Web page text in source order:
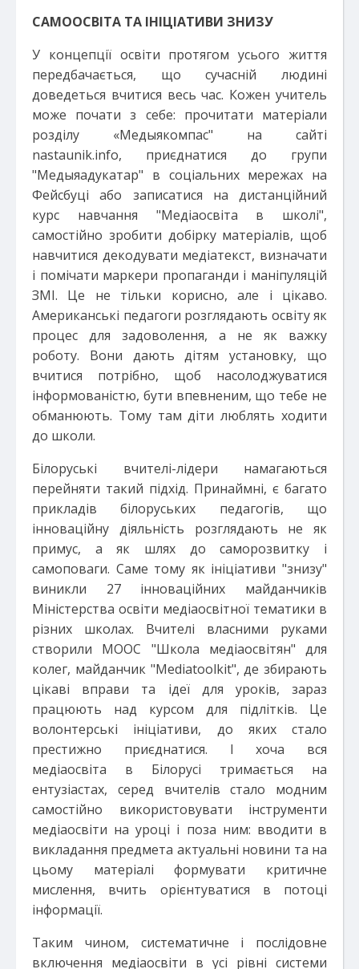
САМООСВІТА ТА ІНІЦІАТИВИ ЗНИЗУ
У концепції освіти протягом усього життя
передбачається, що сучасній людині
доведеться вчитися весь час. Кожен учитель
може почати з себе: прочитати матеріали
розділу «Медыякомпас" на сайті
nastaunik.info, приєднатися до групи
"Медыяадукатар" в соціальних мережах на
Фейсбуці або записатися на дистанційний
курс навчання "Медіаосвіта в школі",
самостійно зробити добірку матеріалів, щоб
навчитися декодувати медіатекст, визначати
і помічати маркери пропаганди і маніпуляцій
ЗМІ. Це не тільки корисно, але і цікаво.
Американські педагоги розглядають освіту як
процес для задоволення, а не як важку
роботу. Вони дають дітям установку, що
вчитися потрібно, щоб насолоджуватися
інформованістю, бути впевненим, що тебе не
обманюють. Тому там діти люблять ходити
до школи.
Білоруські вчителі-лідери намагаються
перейняти такий підхід. Принаймні, є багато
прикладів білоруських педагогів, що
інноваційну діяльність розглядають не як
примус, а як шлях до саморозвитку і
самоповаги. Саме тому як ініціативи "знизу"
виникли 27 інноваційних майданчиків
Міністерства освіти медіаосвітної тематики в
різних школах. Вчителі власними руками
створили МOOC "Школа медіаосвітян" для
колег, майданчик "Mediatoolkit", де збирають
цікаві вправи та ідеї для уроків, зараз
працюють над курсом для підлітків. Це
волонтерські ініціативи, до яких стало
престижно приєднатися. І хоча вся
медіаосвіта в Білорусі тримається на
ентузіастах, серед вчителів стало модним
самостійно використовувати інструменти
медіаосвіти на уроці і поза ним: вводити в
викладання предмета актуальні новини та на
цьому матеріалі формувати критичне
мислення, вчить орієнтуватися в потоці
інформації.
Таким чином, систематичне і послідовне
включення медіаосвіти в усі рівні системи